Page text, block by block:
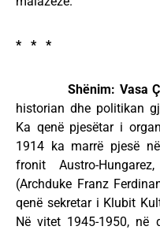
* * *
Shënim: Vasa
historian dhe politikan
Ka qenë pjesëtar i
1914 ka marrë pjesë
fronit Austro-
(Archduke Franz
qenë sekretar i Klubit
Në vitet 1945-1950, në